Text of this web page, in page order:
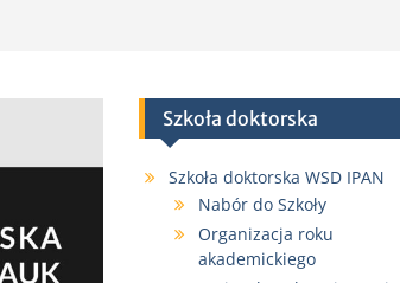
Szkoła doktorska
Szkoła doktorska WSD IPAN
Nabór do Szkoły
Organizacja roku
akademickiego